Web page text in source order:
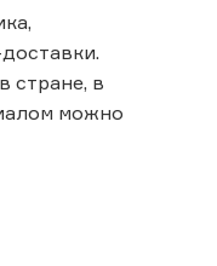
стране, в
можно